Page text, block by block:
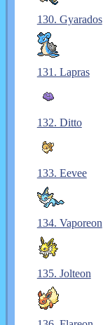
130. Gyarados
131. Lapras
132. Ditto
133. Eevee
134. Vaporeon
135. Jolteon